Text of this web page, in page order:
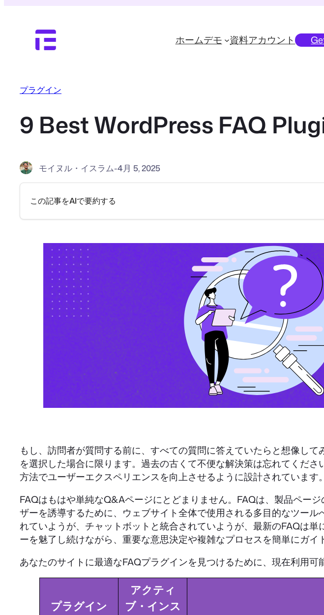
ホームデモ 資料アカウント
プラグイン
9 Best WordPress FAQ
モイヌル・イスラム-4月 5, 2025
この記事をAIで要約する
もし、訪問者が質問する前に、すべての質問に答えていたらと想像し
を選択した場合に限ります。過去の古くて不便な解決策は忘れてくだ
方法でユーザーエクスペリエンスを向上させるように設計されています。
FAQはもはや単純なQ&Aページにとどまりません。FAQは、製品ペー
ザーを誘導するために、ウェブサイト全体で使用される多目的なツー
れていようが、チャットボットと統合されていようが、最新のFAQは
ーを魅了し続けながら、重要な意思決定や複雑なプロセスを簡単にガイ
あなたのサイトに最適なFAQプラグインを見つけるために、現在利用
プラグイン
アクティ
ブ・インス